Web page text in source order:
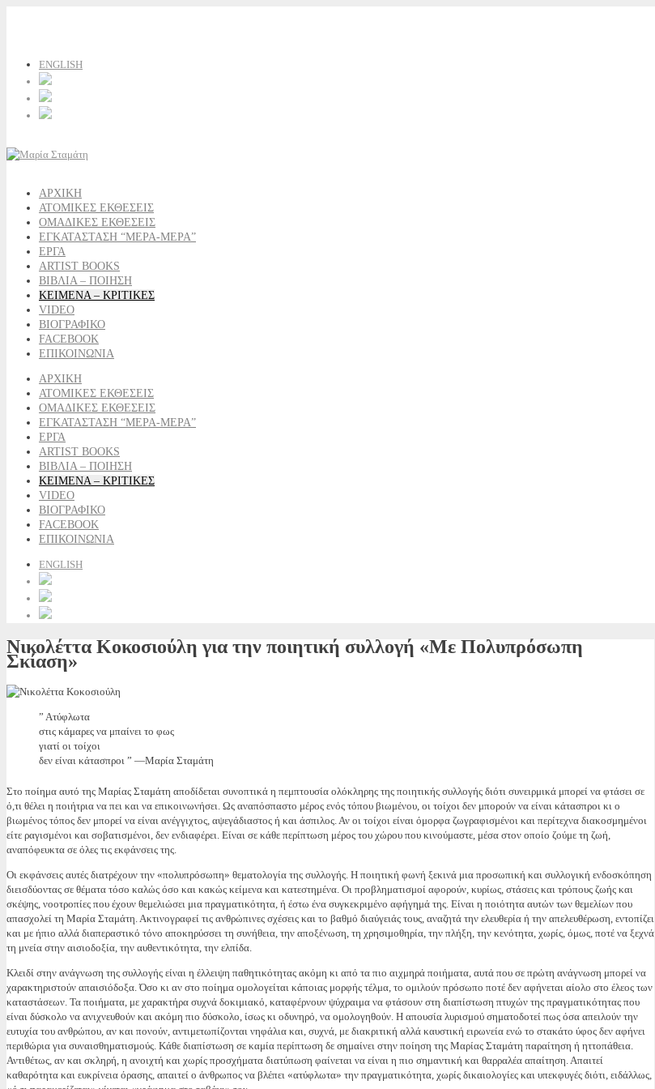
ENGLISH
ΑΡΧΙΚΗ
ΑΤΟΜΙΚΕΣ ΕΚΘΕΣΕΙΣ
ΟΜΑΔΙΚΕΣ ΕΚΘΕΣΕΙΣ
ΕΓΚΑΤΑΣΤΑΣΗ “ΜΕΡΑ-ΜΕΡΑ”
ΕΡΓΑ
ARTIST BOOKS
ΒΙΒΛΙΑ – ΠΟΙΗΣΗ
ΚΕΙΜΕΝΑ – ΚΡΙΤΙΚΕΣ
VIDEO
ΒΙΟΓΡΑΦΙΚΟ
FACEBOOK
ΕΠΙΚΟΙΝΩΝΙΑ
ΑΡΧΙΚΗ
ΑΤΟΜΙΚΕΣ ΕΚΘΕΣΕΙΣ
ΟΜΑΔΙΚΕΣ ΕΚΘΕΣΕΙΣ
ΕΓΚΑΤΑΣΤΑΣΗ “ΜΕΡΑ-ΜΕΡΑ”
ΕΡΓΑ
ARTIST BOOKS
ΒΙΒΛΙΑ – ΠΟΙΗΣΗ
ΚΕΙΜΕΝΑ – ΚΡΙΤΙΚΕΣ
VIDEO
ΒΙΟΓΡΑΦΙΚΟ
FACEBOOK
ΕΠΙΚΟΙΝΩΝΙΑ
ENGLISH
Νικολέττα Κοκοσιούλη για την ποιητική συλλογή «Με Πολυπρόσωπη
Σκίαση»
” Ατύφλωτα
στις κάμαρες να μπαίνει το φως
γιατί οι τοίχοι
δεν είναι κάτασπροι ” —Μαρία Σταμάτη
Στο ποίημα αυτό της Μαρίας Σταμάτη αποδίδεται συνοπτικά η πεμπτουσία ολόκληρης της ποιητικής συλλογής διότι συνειρμικά μπορεί να φτάσει σε
ό,τι θέλει η ποιήτρια να πει και να επικοινωνήσει. Ως αναπόσπαστο μέρος ενός τόπου βιωμένου, οι τοίχοι δεν μπορούν να είναι κάτασπροι κι ο
βιωμένος τόπος δεν μπορεί να είναι ανέγγιχτος, αψεγάδιαστος ή και άσπιλος. Αν οι τοίχοι είναι όμορφα ζωγραφισμένοι και περίτεχνα διακοσμημένοι
είτε ραγισμένοι και σοβατισμένοι, δεν ενδιαφέρει. Είναι σε κάθε περίπτωση μέρος του χώρου που κινούμαστε, μέσα στον οποίο ζούμε τη ζωή,
αναπόφευκτα σε όλες τις εκφάνσεις της.
Οι εκφάνσεις αυτές διατρέχουν την «πολυπρόσωπη» θεματολογία της συλλογής. Η ποιητική φωνή ξεκινά μια προσωπική και συλλογική ενδοσκόπηση
διεισδύοντας σε θέματα τόσο καλώς όσο και κακώς κείμενα και κατεστημένα. Οι προβληματισμοί αφορούν, κυρίως, στάσεις και τρόπους ζωής και
σκέψης, νοοτροπίες που έχουν θεμελιώσει μια πραγματικότητα, ή έστω ένα συγκεκριμένο αφήγημά της. Είναι η ποιότητα αυτών των θεμελίων που
απασχολεί τη Μαρία Σταμάτη. Ακτινογραφεί τις ανθρώπινες σχέσεις και το βαθμό διαύγειάς τους, αναζητά την ελευθερία ή την απελευθέρωση, εντοπίζει
και με ήπιο αλλά διαπεραστικό τόνο αποκηρύσσει τη συνήθεια, την αποξένωση, τη χρησιμοθηρία, την πλήξη, την κενότητα, χωρίς, όμως, ποτέ να ξεχνά
τη μνεία στην αισιοδοξία, την αυθεντικότητα, την ελπίδα.
Κλειδί στην ανάγνωση της συλλογής είναι η έλλειψη παθητικότητας ακόμη κι από τα πιο αιχμηρά ποιήματα, αυτά που σε πρώτη ανάγνωση μπορεί να
χαρακτηριστούν απαισιόδοξα. Όσο κι αν στο ποίημα ομολογείται κάποιας μορφής τέλμα, το ομιλούν πρόσωπο ποτέ δεν αφήνεται αίολο στο έλεος των
καταστάσεων. Τα ποιήματα, με χαρακτήρα συχνά δοκιμιακό, καταφέρνουν ψύχραιμα να φτάσουν στη διαπίστωση πτυχών της πραγματικότητας που
είναι δύσκολο να ανιχνευθούν και ακόμη πιο δύσκολο, ίσως κι οδυνηρό, να ομολογηθούν. Η απουσία λυρισμού σηματοδοτεί πως όσα απειλούν την
ευτυχία του ανθρώπου, αν και πονούν, αντιμετωπίζονται νηφάλια και, συχνά, με διακριτική αλλά καυστική ειρωνεία ενώ το στακάτο ύφος δεν αφήνει
περιθώρια για συναισθηματισμούς. Κάθε διαπίστωση σε καμία περίπτωση δε σημαίνει στην ποίηση της Μαρίας Σταμάτη παραίτηση ή ηττοπάθεια.
Αντιθέτως, αν και σκληρή, η ανοιχτή και χωρίς προσχήματα διατύπωση φαίνεται να είναι η πιο σημαντική και θαρραλέα απαίτηση. Απαιτεί
καθαρότητα και ευκρίνεια όρασης, απαιτεί ο άνθρωπος να βλέπει «ατύφλωτα» την πραγματικότητα, χωρίς δικαιολογίες και υπεκφυγές διότι, ειδάλλως,